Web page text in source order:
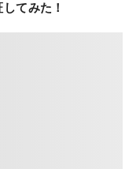
てみた！